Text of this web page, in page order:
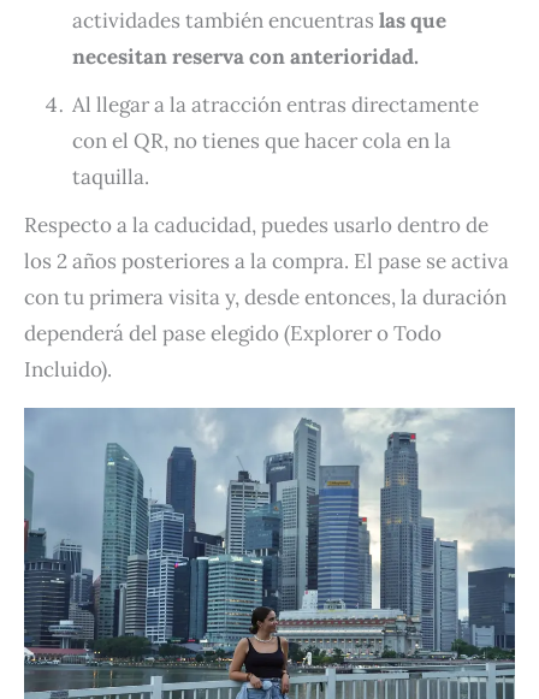
actividades también encuentras las que
necesitan reserva con anterioridad.
Al llegar a la atracción entras directamente
con el QR, no tienes que hacer cola en la
taquilla.
Respecto a la caducidad, puedes usarlo dentro de
los 2 años posteriores a la compra. El pase se activa
con tu primera visita y, desde entonces, la duración
dependerá del pase elegido (Explorer o Todo
Incluido).